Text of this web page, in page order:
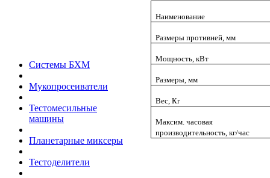
Системы БХМ
Мукопросеиватели
Тестомесильные
машины
Планетарные миксеры
Тестоделители
Наименование
Размеры противней, мм
Мощность, кВт
Размеры, мм
Вес, Кг
Максим. часовая
производительность, кг/час